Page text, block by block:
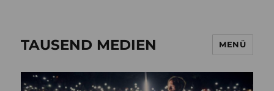
TAUSEND MEDIEN MENÜ